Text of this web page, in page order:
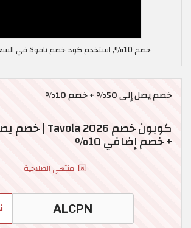
خصم 10%, استخدم كود خصم تافولا في السعودية ALCPN
خصم يصل إلى 50% + خصم 10%
+ خصم إضافي 10%
منتهي الصلاحية